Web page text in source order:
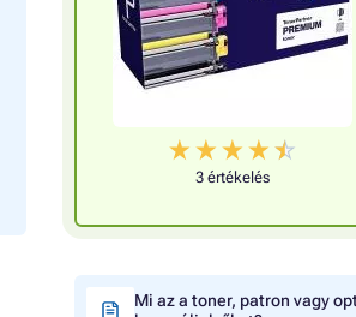
3 értékelés
Mi az a toner, patron vagy